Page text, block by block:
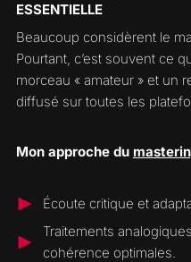
ESSENTIELLE
Beaucoup considèrent le
Pourtant, c’est souvent ce
morceau « amateur » et un
diffusé sur toutes les
Mon approche du
Écoute critique et
Traitements
cohérence optimales.